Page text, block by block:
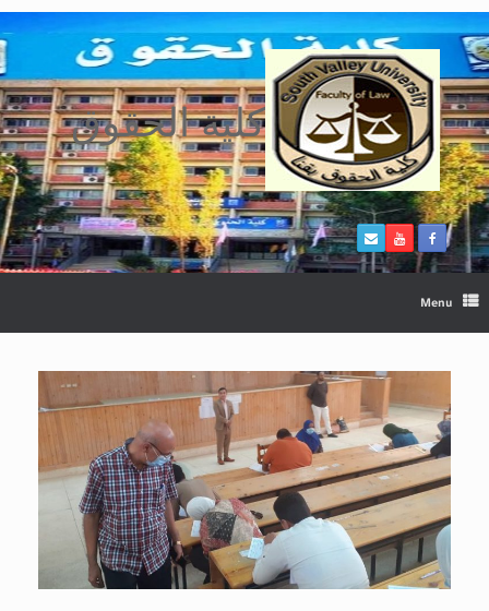
Skip
to
content
كلية الحقوق
Menu